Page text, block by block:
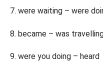
were waiting – were
became – was
were you doing – heard